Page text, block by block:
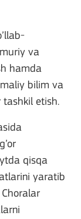
va
hamda
bilim va
tashkil etish.
qisqa
yaratib